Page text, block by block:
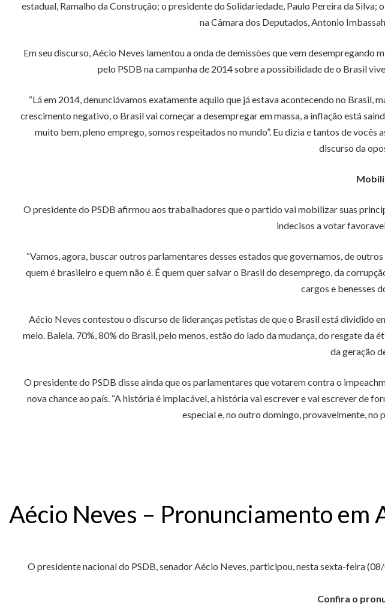
estadual, Ramalho da Construção; o presidente do Solidariedade, Paulo Pereira da
na Câmara dos Deputados, Antonio
Em seu discurso, Aécio Neves lamentou a onda de demissões que vem
pelo PSDB na campanha de 2014 sobre a possibilidade de o Brasil
“Lá em 2014, denunciávamos exatamente aquilo que já estava acontecendo no Brasil,
crescimento negativo, o Brasil vai começar a desempregar em massa, a inflação está
muito bem, pleno emprego, somos respeitados no mundo”. Eu dizia e tantos de
discurso da
O presidente do PSDB afirmou aos trabalhadores que o partido vai mobilizar suas
indecisos a votar
“Vamos, agora, buscar outros parlamentares desses estados que governamos, de
quem é brasileiro e quem não é. É quem quer salvar o Brasil do desemprego, da
cargos e benesses
Aécio Neves contestou o discurso de lideranças petistas de que o Brasil está dividido
meio. Balela. 70%, 80% do Brasil, pelo menos, estão do lado da mudança, do resgate
da geração
O presidente do PSDB disse ainda que os parlamentares que votarem contra o
nova chance ao país. “A história é implacável, a história vai escrever e vai escrever de
especial e, no outro domingo, provavelmente, no
Aécio Neves – Pronunciamento em
O presidente nacional do PSDB, senador Aécio Neves, participou, nesta sexta-feira
Confira o